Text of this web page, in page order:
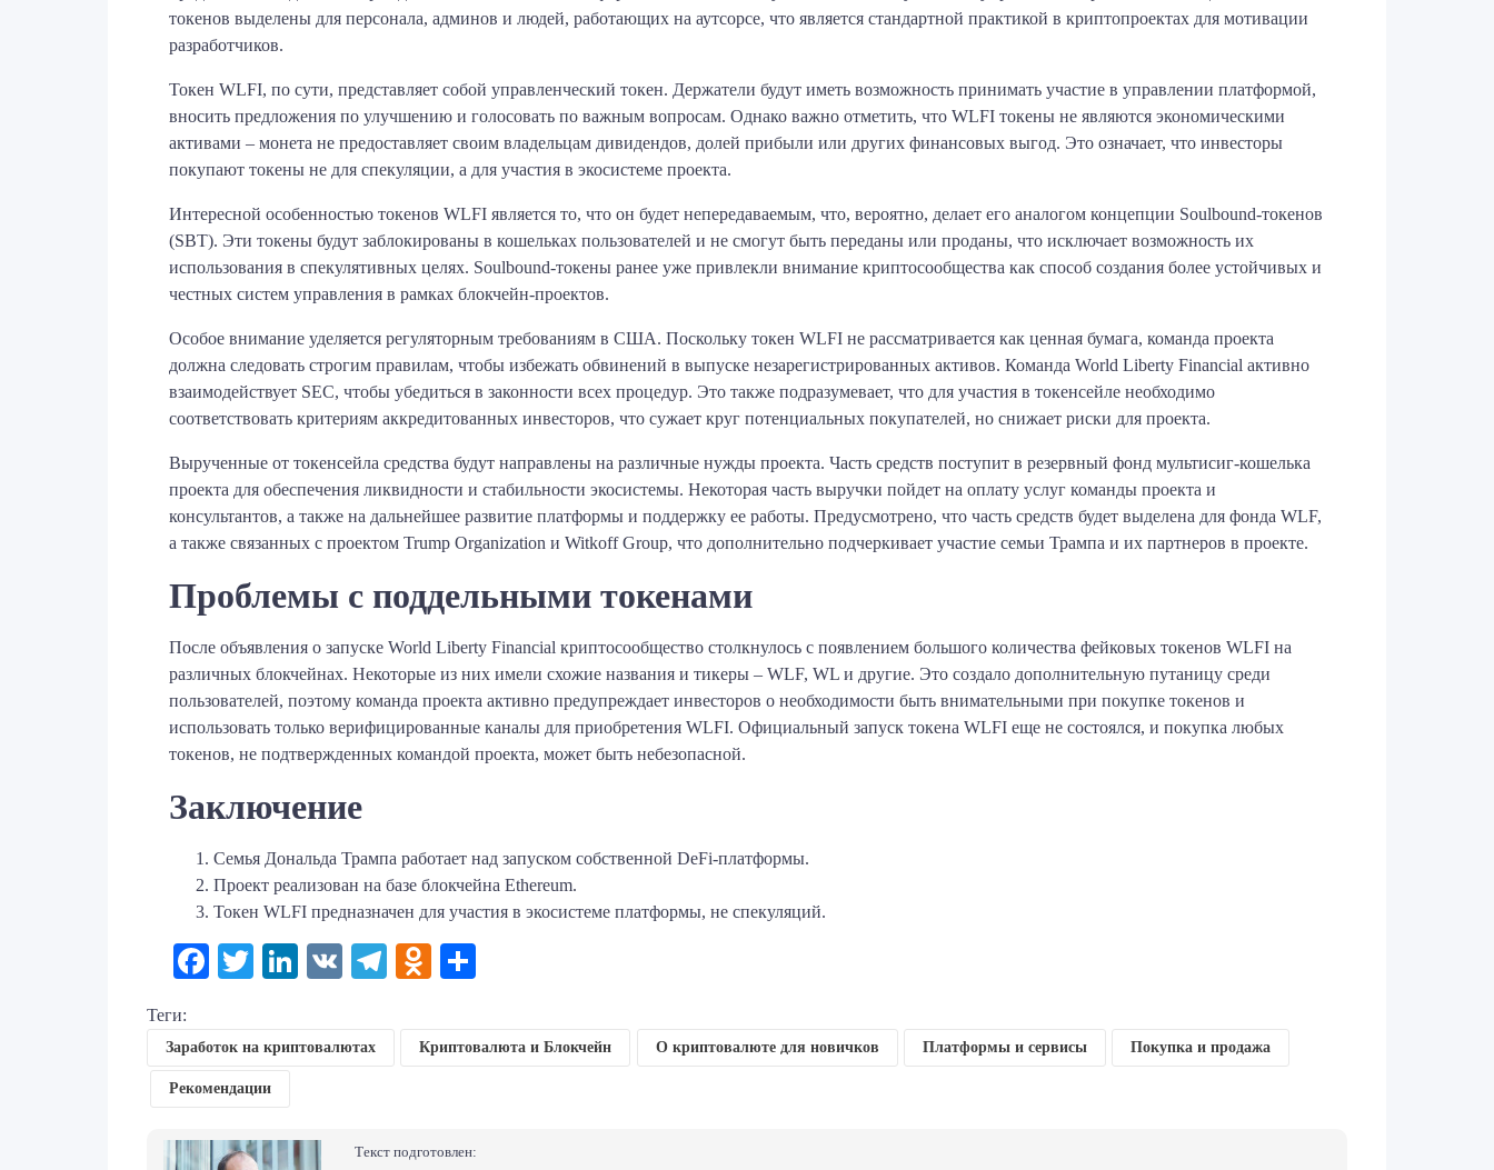
токенов выделены для персонала, админов и людей, работающих на аутсорсе, что является стандартной практикой в криптопроектах для мотивации
разработчиков.
Токен WLFI, по сути, представляет собой управленческий токен. Держатели будут иметь возможность принимать участие в управлении платформой,
вносить предложения по улучшению и голосовать по важным вопросам. Однако важно отметить, что WLFI токены не являются экономическими
активами – монета не предоставляет своим владельцам дивидендов, долей прибыли или других финансовых выгод. Это означает, что инвесторы
покупают токены не для спекуляции, а для участия в экосистеме проекта.
Интересной особенностью токенов WLFI является то, что он будет непередаваемым, что, вероятно, делает его аналогом концепции Soulbound-токенов
(SBT). Эти токены будут заблокированы в кошельках пользователей и не смогут быть переданы или проданы, что исключает возможность их
использования в спекулятивных целях. Soulbound-токены ранее уже привлекли внимание криптосообщества как способ создания более устойчивых и
честных систем управления в рамках блокчейн-проектов.
Особое внимание уделяется регуляторным требованиям в США. Поскольку токен WLFI не рассматривается как ценная бумага, команда проекта
должна следовать строгим правилам, чтобы избежать обвинений в выпуске незарегистрированных активов. Команда World Liberty Financial активно
взаимодействует SEC, чтобы убедиться в законности всех процедур. Это также подразумевает, что для участия в токенсейле необходимо
соответствовать критериям аккредитованных инвесторов, что сужает круг потенциальных покупателей, но снижает риски для проекта.
Вырученные от токенсейла средства будут направлены на различные нужды проекта. Часть средств поступит в резервный фонд мультисиг-кошелька
проекта для обеспечения ликвидности и стабильности экосистемы. Некоторая часть выручки пойдет на оплату услуг команды проекта и
консультантов, а также на дальнейшее развитие платформы и поддержку ее работы. Предусмотрено, что часть средств будет выделена для фонда WLF,
а также связанных с проектом Trump Organization и Witkoff Group, что дополнительно подчеркивает участие семьи Трампа и их партнеров в проекте.
Проблемы с поддельными токенами
После объявления о запуске World Liberty Financial криптосообщество столкнулось с появлением большого количества фейковых токенов WLFI на
различных блокчейнах. Некоторые из них имели схожие названия и тикеры – WLF, WL и другие. Это создало дополнительную путаницу среди
пользователей, поэтому команда проекта активно предупреждает инвесторов о необходимости быть внимательными при покупке токенов и
использовать только верифицированные каналы для приобретения WLFI. Официальный запуск токена WLFI еще не состоялся, и покупка любых
токенов, не подтвержденных командой проекта, может быть небезопасной.
Заключение
Семья Дональда Трампа работает над запуском собственной DeFi-платформы.
Проект реализован на базе блокчейна Ethereum.
Токен WLFI предназначен для участия в экосистеме платформы, не спекуляций.
Facebook
TwitterLinkedIn
VK Telegram
Odnoklassniki
Теги:
Заработок на криптовалютах Криптовалюта и Блокчейн О криптовалюте для новичков Платформы и сервисы Покупка и продажа
Рекомендации
Текст подготовлен: